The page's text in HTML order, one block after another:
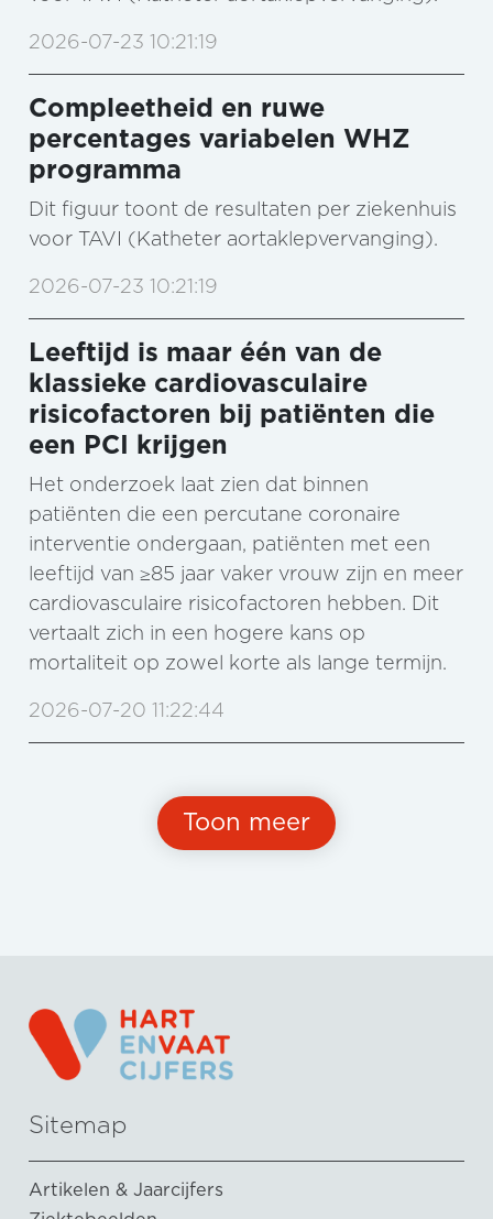
2026-07-23 10:21:19
Compleetheid en ruwe
percentages variabelen WHZ
programma
Dit figuur toont de resultaten per ziekenhuis
voor TAVI (Katheter aortaklepvervanging).
2026-07-23 10:21:19
Leeftijd is maar één van de
klassieke cardiovasculaire
risicofactoren bij patiënten die
een PCI krijgen
Het onderzoek laat zien dat binnen
patiënten die een percutane coronaire
interventie ondergaan, patiënten met een
leeftijd van ≥85 jaar vaker vrouw zijn en meer
cardiovasculaire risicofactoren hebben. Dit
vertaalt zich in een hogere kans op
mortaliteit op zowel korte als lange termijn.
2026-07-20 11:22:44
Toon meer
Sitemap
Artikelen & Jaarcijfers